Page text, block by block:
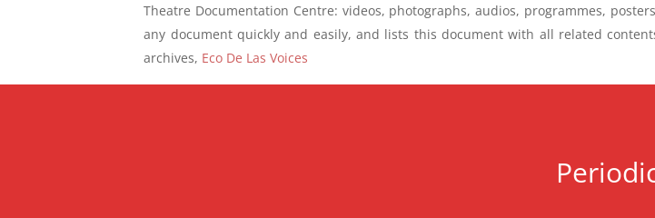
Theatre Documentation Centre: videos, photographs, audios, programmes,
any document quickly and easily, and lists this document with all related
archives, Eco De Las Voices